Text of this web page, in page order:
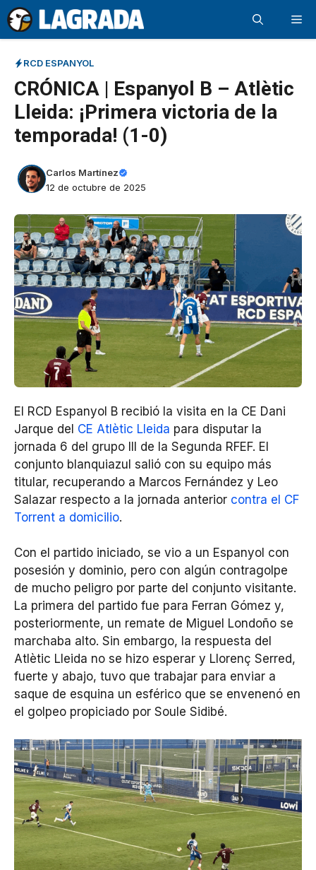
Saltar
al
contenido
RCD ESPANYOL
CRÓNICA | Espanyol B – Atlètic
Lleida: ¡Primera victoria de la
temporada! (1-0)
Carlos Martínez
12 de octubre de 2025
El RCD Espanyol B recibió la visita en la CE Dani
Jarque del CE Atlètic Lleida para disputar la
jornada 6 del grupo III de la Segunda RFEF. El
conjunto blanquiazul salió con su equipo más
titular, recuperando a Marcos Fernández y Leo
Salazar respecto a la jornada anterior contra el CF
Torrent a domicilio.
Con el partido iniciado, se vio a un Espanyol con
posesión y dominio, pero con algún contragolpe
de mucho peligro por parte del conjunto visitante.
La primera del partido fue para Ferran Gómez y,
posteriormente, un remate de Miguel Londoño se
marchaba alto. Sin embargo, la respuesta del
Atlètic Lleida no se hizo esperar y Llorenç Serred,
fuerte y abajo, tuvo que trabajar para enviar a
saque de esquina un esférico que se envenenó en
el golpeo propiciado por Soule Sidibé.